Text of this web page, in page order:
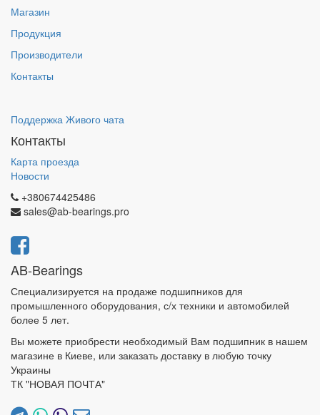
Магазин
Продукция
Производители
Контакты
Поддержка Живого чата
Контакты
Карта проезда
Новости
+380674425486
sales@ab-bearings.pro
AB-Bearings
Специализируется на продаже подшипников для
промышленного оборудования, с/х техники и автомобилей
более 5 лет.
Вы можете приобрести необходимый Вам подшипник в нашем
магазине в Киеве, или заказать доставку в любую точку
Украины
ТК "НОВАЯ ПОЧТА"